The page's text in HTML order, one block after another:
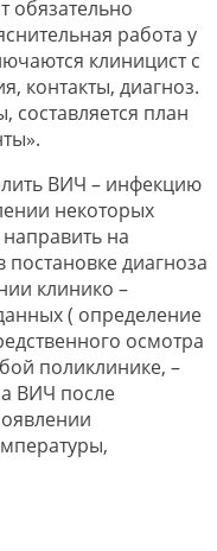
обязательно
работа у
клиницист с
контакты, диагноз.
план
ВИЧ – инфекцию
некоторых
на
диагноза
клинико –
( определение
осмотра
поликлинике, –
ВИЧ после
,